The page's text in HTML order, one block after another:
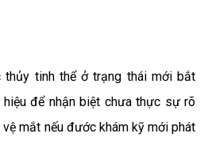
thủy tinh thể ở trạng thái mới bắt
hiệu để nhận biệt chưa thực sự rõ
mắt nếu đước khám kỹ mới phát